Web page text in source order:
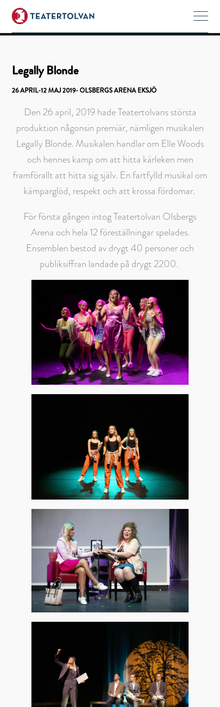
Legally Blonde
Legally Blonde
26 APRIL-12 MAJ 2019- OLSBERGS ARENA EKSJÖ
Den 26 april, 2019 hade Teatertolvans största
produktion någonsin premiär, nämligen musikalen
Legally Blonde. Musikalen handlar om Elle Woods
och hennes kamp om att hitta kärleken men
framförallt att hitta sig själv. En fartfylld musikal om
kämparglöd, respekt och att krossa fördomar.
För första gången intog Teatertolvan Olsbergs
Arena och hela 12 föreställningar spelades.
Ensemblen bestod av drygt 40 personer och
publiksiffran landade på drygt 2200.